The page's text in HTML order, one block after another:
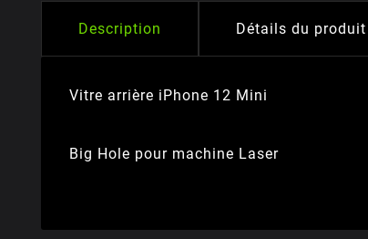
Description Détails du produit
Vitre arrière iPhone 12 Mini
Big Hole pour machine Laser